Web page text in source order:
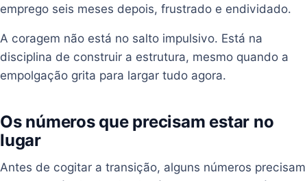
emprego seis meses depois, frustrado e endividado.
A coragem não está no salto impulsivo. Está na
disciplina de construir a estrutura, mesmo quando a
empolgação grita para largar tudo agora.
Os números que precisam estar no
lugar
Antes de cogitar a transição, alguns números precisam